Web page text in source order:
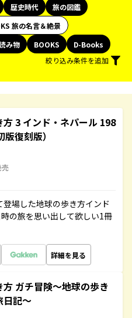
歴史時代
旅の図鑑
旅の名言＆絶景
み物 BOOKS
D-Books
絞り込み条件を追加
3 インド・ネパール 198
復刻版）
売
場した地球の歩き方インド
の旅を思い出して欲しい1冊
詳細を見る
ガチ冒険～地球の歩き
日記～